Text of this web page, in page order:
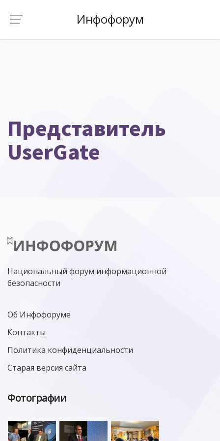
Инфофорум
Представитель
UserGate
Национальный форум информационной
безопасности
Об Инфофоруме
Контакты
Политика конфиденциальности
Старая версия сайта
Фотографии